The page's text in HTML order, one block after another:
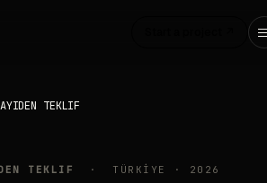
TEKLIF
TEKLIF · TÜRKİYE · 2026